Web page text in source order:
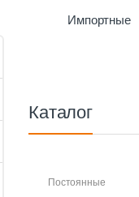
Импортные
Каталог
Постоянные